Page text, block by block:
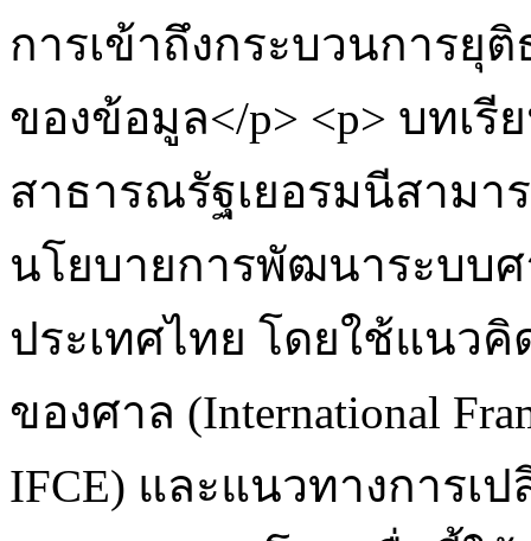
การเข้าถึงกระบวนการยุ
ของข้อมูล</p> <p> บทเ
สาธารณรัฐเยอรมนีสามา
นโยบายการพัฒนาระบบ
ประเทศไทย โดยใช้แนว
ของศาล (International
IFCE) และแนวทางการเ